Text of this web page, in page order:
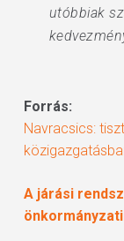
utóbbiak
Forrás:
Navracsics:
A járási